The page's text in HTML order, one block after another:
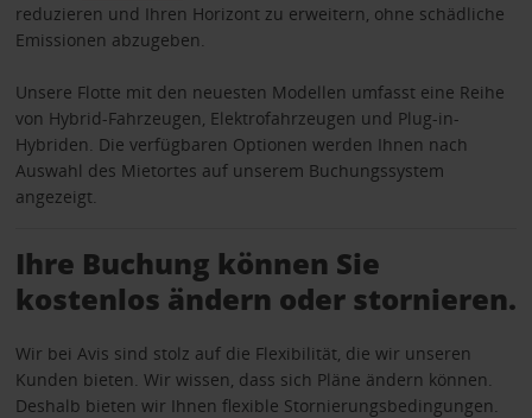
reduzieren und Ihren Horizont zu erweitern, ohne schädliche
Emissionen abzugeben.
Unsere Flotte mit den neuesten Modellen umfasst eine Reihe
von Hybrid-Fahrzeugen, Elektrofahrzeugen und Plug-in-
Hybriden. Die verfügbaren Optionen werden Ihnen nach
Auswahl des Mietortes auf unserem Buchungssystem
angezeigt.
Ihre Buchung können Sie
kostenlos ändern oder stornieren.
Wir bei Avis sind stolz auf die Flexibilität, die wir unseren
Kunden bieten. Wir wissen, dass sich Pläne ändern können.
Deshalb bieten wir Ihnen flexible Stornierungsbedingungen.